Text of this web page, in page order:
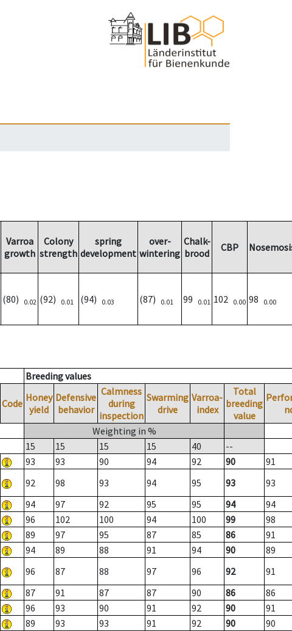
Varroa
growth
Colony
strength
spring
development
over-
wintering
Chalk-
brood
CBP
(80) 0.02 (92) 0.01 (94) 0.03 (87) 0.01 99 0.01 102 0.00 98 0.00
Breeding values
Code Honey
yield
Defensive
behavior
Calmness
during
inspection
Swarming
drive
Varroa-
index
Total
breeding
value
Weighting in %
15
15 15 15 40
--
93 93 90 94 92 90
91
92 98 93 94 95 93
93
94 97 92 95 95 94
94
96 102 100 94 100 99
98
89 97 95 87 85 86
91
94 89 88 91 94 90
89
96 87 88 97 96 92
91
87 91 87 87 90 86
86
96 93 90 91 92 90
91
89 93 93 91 92 90
90